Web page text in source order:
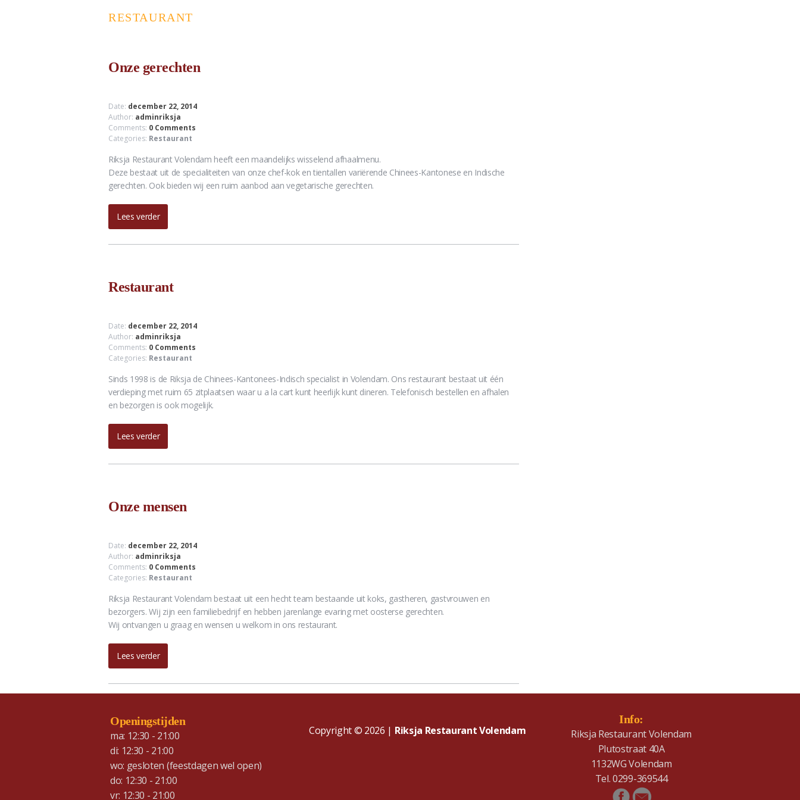
RESTAURANT
Onze gerechten
Date: december 22, 2014
Author: adminriksja
Comments: 0 Comments
Categories: Restaurant
Riksja Restaurant Volendam heeft een maandelijks wisselend afhaalmenu.
Deze bestaat uit de specialiteiten van onze chef-kok en tientallen variërende Chinees-Kantonese en Indische
gerechten. Ook bieden wij een ruim aanbod aan vegetarische gerechten.
Lees verder
Restaurant
Date: december 22, 2014
Author: adminriksja
Comments: 0 Comments
Categories: Restaurant
Sinds 1998 is de Riksja de Chinees-Kantonees-Indisch specialist in Volendam. Ons restaurant bestaat uit één
verdieping met ruim 65 zitplaatsen waar u a la cart kunt heerlijk kunt dineren. Telefonisch bestellen en afhalen
en bezorgen is ook mogelijk.
Lees verder
Onze mensen
Date: december 22, 2014
Author: adminriksja
Comments: 0 Comments
Categories: Restaurant
Riksja Restaurant Volendam bestaat uit een hecht team bestaande uit koks, gastheren, gastvrouwen en
bezorgers. Wij zijn een familiebedrijf en hebben jarenlange evaring met oosterse gerechten.
Wij ontvangen u graag en wensen u welkom in ons restaurant.
Lees verder
Openingstijden
ma: 12:30 - 21:00
di: 12:30 - 21:00
wo: gesloten (feestdagen wel open)
do: 12:30 - 21:00
vr: 12:30 - 21:00
Info:
Riksja Restaurant Volendam
Plutostraat 40A
1132WG Volendam
Tel. 0299-369544
Copyright © 2026 | Riksja Restaurant Volendam